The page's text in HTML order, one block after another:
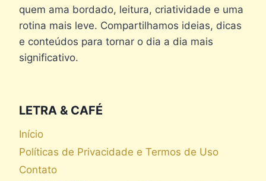
quem ama bordado, leitura, criatividade e uma
rotina mais leve. Compartilhamos ideias, dicas
e conteúdos para tornar o dia a dia mais
significativo.
LETRA & CAFÉ
Início
Políticas de Privacidade e Termos de Uso
Contato